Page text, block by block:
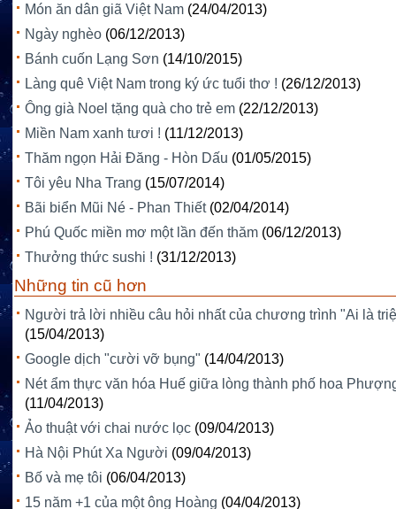
Món ăn dân giã Việt Nam (24/04/2013)
Ngày nghèo (06/12/2013)
Bánh cuốn Lạng Sơn (14/10/2015)
Làng quê Việt Nam trong ký ức tuổi thơ ! (26/12/2013)
Ông già Noel tặng quà cho trẻ em (22/12/2013)
Miền Nam xanh tươi ! (11/12/2013)
Thăm ngọn Hải Đăng - Hòn Dấu (01/05/2015)
Tôi yêu Nha Trang (15/07/2014)
Bãi biển Mũi Né - Phan Thiết (02/04/2014)
Phú Quốc miền mơ một lần đến thăm (06/12/2013)
Thưởng thức sushi ! (31/12/2013)
Những tin cũ hơn
Người trả lời nhiều câu hỏi nhất của chương trình "Ai là
(15/04/2013)
Google dịch "cười vỡ bụng" (14/04/2013)
Nét ẩm thực văn hóa Huế giữa lòng thành phố hoa
(11/04/2013)
Ảo thuật với chai nước lọc (09/04/2013)
Hà Nội Phút Xa Người (09/04/2013)
Bố và mẹ tôi (06/04/2013)
15 năm +1 của một ông Hoàng (04/04/2013)